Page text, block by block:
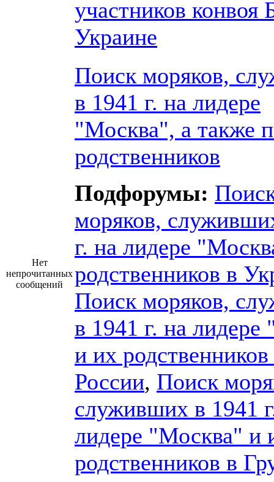
участников конвоя
Украине
Нет
непрочитанных
сообщений
Поиск моряков,
в 1941 г. на лидере
"Москва", а также
родственников
Подфорумы:
моряков,
г. на лидере
родственников в
Поиск моряков,
в 1941 г. на
и их родственников
России, Поиск
служивших в 1941
лидере "Москва" и
родственников в